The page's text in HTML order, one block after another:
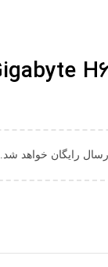
رایگان خواهد شد.